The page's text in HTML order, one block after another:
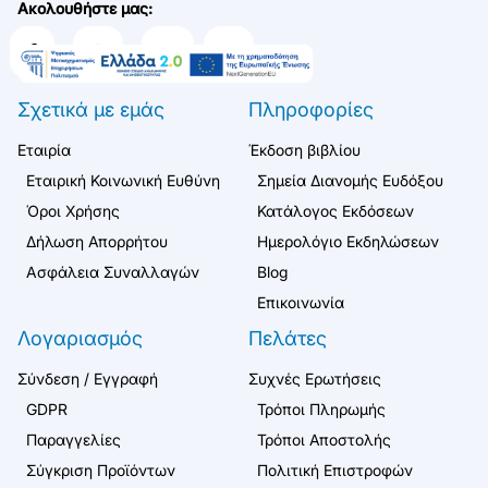
Ακολουθήστε μας:
Σχετικά με εμάς
Εταιρία
Εταιρική Κοινωνική Ευθύνη
Όροι Χρήσης
Δήλωση Απορρήτου
Ασφάλεια Συναλλαγών
Πληροφορίες
Έκδοση βιβλίου
Σημεία Διανομής Ευδόξου
Κατάλογος Εκδόσεων
Ημερολόγιο Εκδηλώσεων
Blog
Επικοινωνία
Λογαριασμός
Σύνδεση / Εγγραφή
GDPR
Παραγγελίες
Σύγκριση Προϊόντων
Πελάτες
Συχνές Ερωτήσεις
Τρόποι Πληρωμής
Τρόποι Αποστολής
Πολιτική Επιστροφών